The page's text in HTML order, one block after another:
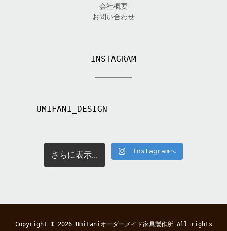
会社概要
お問い合わせ
INSTAGRAM
UMIFANI_DESIGN
さらに表示... Instagramへ
Copyright © 2026 UmiFaniオーダーメイド家具製作所All rights